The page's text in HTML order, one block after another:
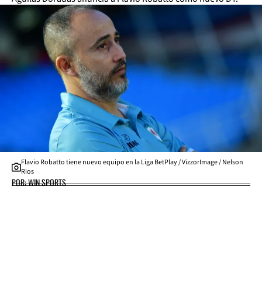
Flavio Robatto tiene nuevo equipo en la Liga BetPlay / VizzorImage / Nelson
Rios
POR: WIN SPORTS